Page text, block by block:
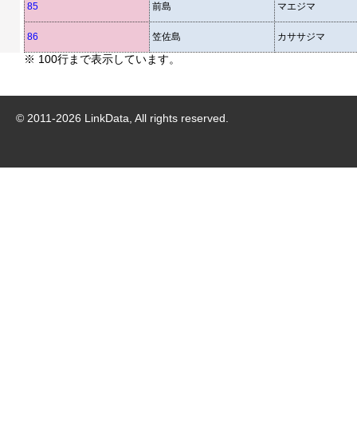
85 前島 マエジマ
86 笠佐島 カササジマ
※ 100行まで表示しています。
© 2011-2026 LinkData, All rights reserved.